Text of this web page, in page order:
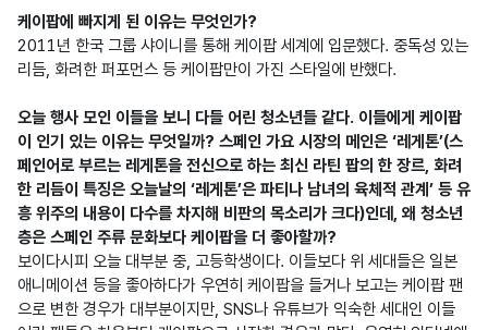
케이팝에 빠지게 된 이유는 무엇인가?
2011년 한국 그룹 샤이니를 통해 케이팝 세계에 입문했다. 중독성 있는
리듬, 화려한 퍼포먼스 등 케이팝만이 가진 스타일에 반했다.
오늘 행사 모인 이들을 보니 다들 어린 청소년들 같다. 이들에게 케이팝
이 인기 있는 이유는 무엇일까? 스페인 가요 시장의 메인은 ‘레게톤’(스
페인어로 부르는 레게톤을 전신으로 하는 최신 라틴 팝의 한 장르, 화려
한 리듬이 특징은 오늘날의 ‘레게톤’은 파티나 남녀의 육체적 관계’ 등 유
흥 위주의 내용이 다수를 차지해 비판의 목소리가 크다)인데, 왜 청소년
층은 스페인 주류 문화보다 케이팝을 더 좋아할까?
보이다시피 오늘 대부분 중, 고등학생이다. 이들보다 위 세대들은 일본
애니메이션 등을 좋아하다가 우연히 케이팝을 들거나 보고는 케이팝 팬
으로 변한 경우가 대부분이지만, SNS나 유튜브가 익숙한 세대인 이들